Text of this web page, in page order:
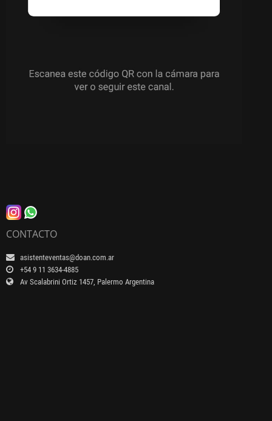
CONTACTO
asistenteventas@doan.com.ar
+54 9 11 3634-4885
Av Scalabrini Ortiz 1457, Palermo Argentina